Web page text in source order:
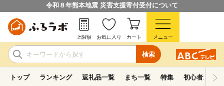
令和８年熊本地震 災害支援寄付受付について
検索
上限額 お気に入り カート メニュー
トップ ランキング 返礼品一覧 まち一覧 特集 初心者ガイド